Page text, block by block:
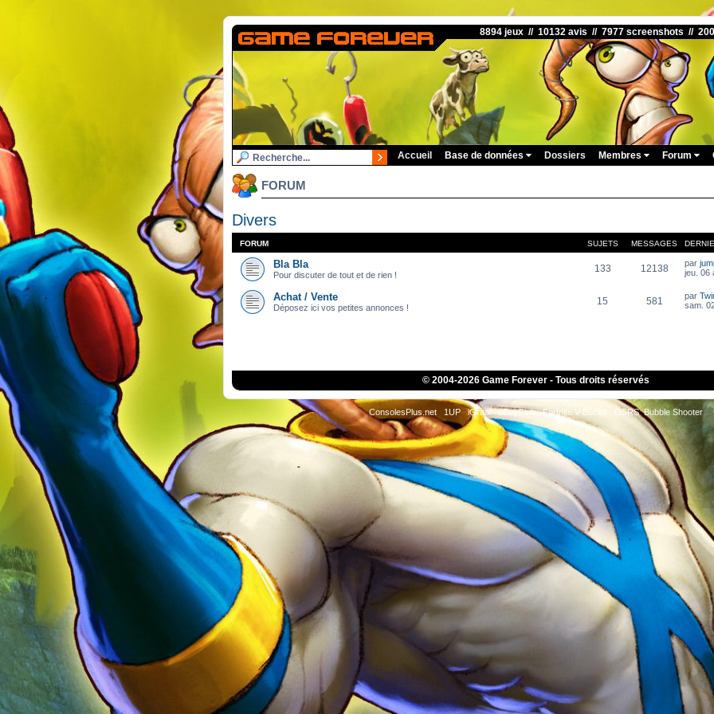
8894 jeux // 10132 avis // 7977 screenshots //
Accueil Base de données Dossiers Membres Forum
FORUM
Divers
FORUM SUJETS MESSAGES
Bla Bla
Pour discuter de tout et de rien !
133 12138 par
jeu. 06
Achat / Vente
Déposez ici vos petites annonces !
15 581 par
sam.
© 2004-2026 Game Forever - Tous droits réservés
ConsolesPlus.net 1UP iGraal eBuyClub Fortnite V-Bucks OSRS Bubble Shooter